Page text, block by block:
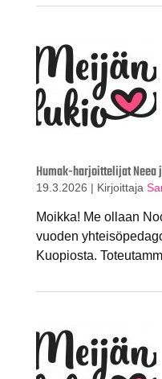
Humak-harjoittelijat Neea
19.3.2026 | Kirjoittaja
Moikka! Me ollaan
vuoden
Kuopiosta.